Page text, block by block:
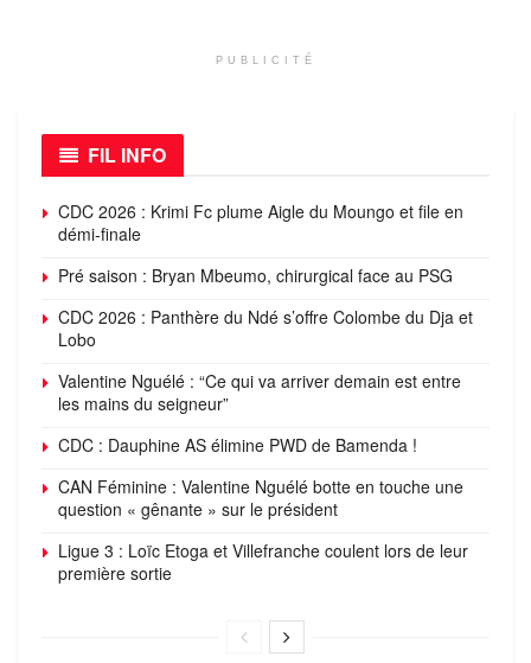
PUBLICITÉ
FIL INFO
CDC 2026 : Krimi Fc plume Aigle du Moungo et file en
démi-finale
Pré saison : Bryan Mbeumo, chirurgical face au PSG
CDC 2026 : Panthère du Ndé s’offre Colombe du Dja et
Lobo
Valentine Nguélé : “Ce qui va arriver demain est entre
les mains du seigneur”
CDC : Dauphine AS élimine PWD de Bamenda !
CAN Féminine : Valentine Nguélé botte en touche une
question « gênante » sur le président
Ligue 3 : Loïc Etoga et Villefranche coulent lors de leur
première sortie